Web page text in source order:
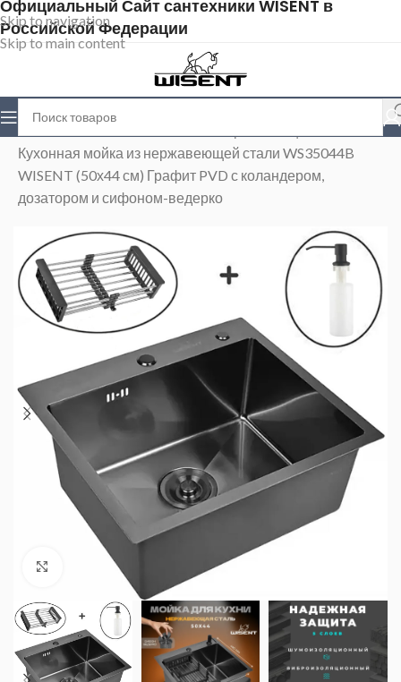
Skip to navigation
Skip to main content
Официальный Сайт сантехники WISENT в
Российской Федерации
Магазин
Кухонная мойка из нержавеющей стали WS35044B
WISENT (50х44 см) Графит PVD с коландером,
дозатором и сифоном-ведерко
Нажмите, чтобы увеличить